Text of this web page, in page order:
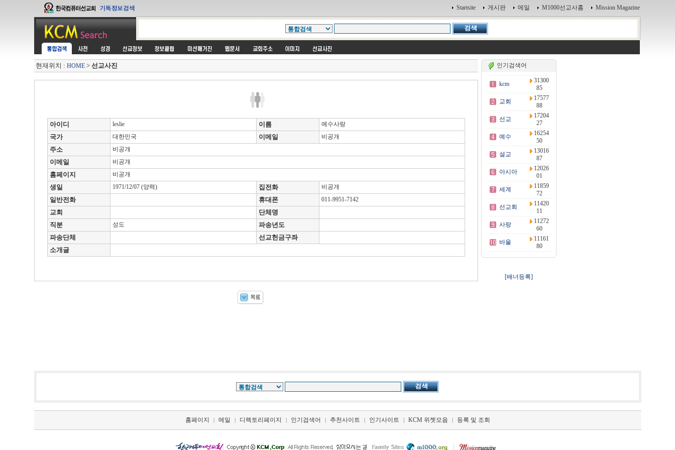
Startsite 게시판 메일 M1000선교사홈 Mission Magazine
현재위치 : HOME> 선교사진
아이디 leslie 이름 예수사랑
국가 대한민국 이메일 비공개
주소 비공개
이메일 비공개
홈페이지 비공개
생일 1971/12/07 (양력) 집전화 비공개
일반전화 휴대폰 011-9951-7142
교회
단체명
직분
성도
파송년도
파송단체
선교헌금구좌
소개글
인기검색어
kcm
31300
85
교회
17577
88
선교
17204
27
예수
16254
50
설교
13016
87
아시아
12026
01
세계
11859
72
선교회
11420
11
사랑
11272
60
바울
11161
80
[배너등록]
홈페이지 | 메일 | 디렉토리페이지 | 인기검색어 | 추천사이트 | 인기사이트 | KCM 위젯모음 | 등록 및 조회